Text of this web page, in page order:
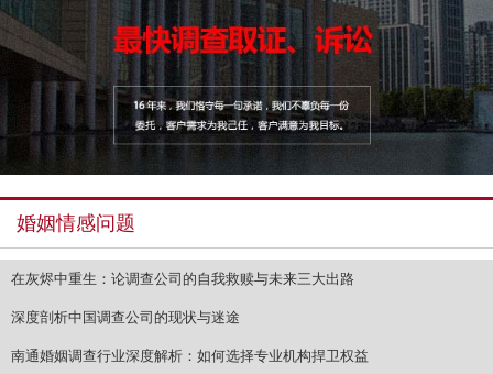
婚姻情感问题
在灰烬中重生：论调查公司的自我救赎与未来三大出路
深度剖析中国调查公司的现状与迷途
南通婚姻调查行业深度解析：如何选择专业机构捍卫权益